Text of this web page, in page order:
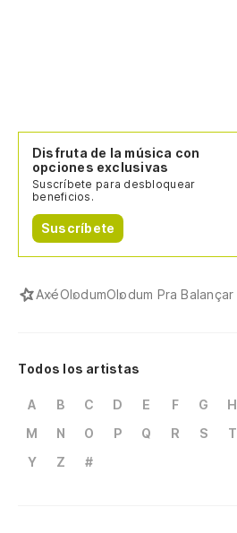
Disfruta de la música con
opciones exclusivas
Suscríbete para desbloquear
beneficios.
Suscríbete
AxéOlodumOlodum Pra Balançar
Todos los artistas
A B C D E F G H
M
N O P Q R S T
Y
Z #